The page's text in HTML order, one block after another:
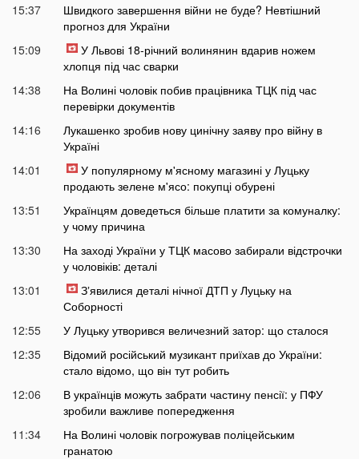
15:37
Швидкого завершення війни не буде? Невтішний
прогноз для України
15:09
У Львові 18-річний волинянин вдарив ножем
хлопця під час сварки
14:38
На Волині чоловік побив працівника ТЦК під час
перевірки документів
14:16
Лукашенко зробив нову цинічну заяву про війну в
Україні
14:01
У популярному м'ясному магазині у Луцьку
продають зелене м'ясо: покупці обурені
13:51
Українцям доведеться більше платити за комуналку:
у чому причина
13:30
На заході України у ТЦК масово забирали відстрочки
у чоловіків: деталі
13:01
Зʼявилися деталі нічної ДТП у Луцьку на
Соборності
12:55
У Луцьку утворився величезний затор: що сталося
12:35
Відомий російський музикант приїхав до України:
стало відомо, що він тут робить
12:06
В українців можуть забрати частину пенсії: у ПФУ
зробили важливе попередження
11:34
На Волині чоловік погрожував поліцейським
гранатою